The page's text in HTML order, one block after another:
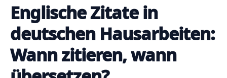
Englische Zitate in
deutschen Hausarbeiten:
Wann zitieren, wann